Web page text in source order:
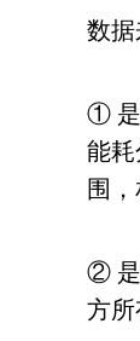
数
① 是
能
围
② 是
方